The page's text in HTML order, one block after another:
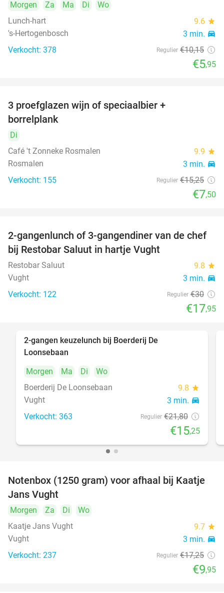
Morgen Za Ma Di
Wo
Lunch-hart
9.6 star
's-Hertogenbosch 3 min. directions_car
Verkocht: 378 Regulier €10,15
€5,95
3 proefglazen wijn of speciaalbier +
borrelplank
Di
Café 't Zonneke Rosmalen
9.9 star
Rosmalen 3 min. directions_car
Verkocht: 155 Regulier €15,25
€7,50
40%
2-gangenlunch of 3-gangendiner van de chef
bij Restobar Saluut in hartje Vught
Restobar Saluut 9.8 star
Vught 3 min. directions_car
Verkocht: 122 Regulier €30
€17,95
2-gangen keuzelunch bij Boerderij De
Loonsebaan
Morgen
Ma Di
Wo
Boerderij De Loonsebaan
9.8 star
Vught 3 min. directions_car
Verkocht: 363 Regulier €21,80
€15,25
42%
Notenbox (1250 gram) voor afhaal bij Kaatje
Jans Vught
Morgen Za Di
Wo
Kaatje Jans Vught
9.7 star
Vught 3 min. directions_car
Verkocht: 237 Regulier €17,25
€9,95